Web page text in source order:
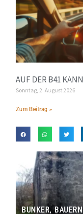
AUF DER B41
Sonntag, 2. August 2026
Zum Beitrag »
BUNKER,